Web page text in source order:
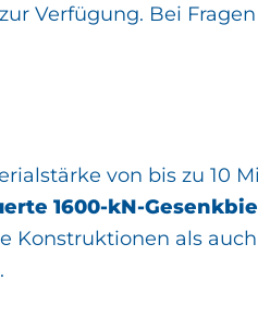
Verfügung. Bei
von bis zu 10
1600-kN-
Konstruktionen als